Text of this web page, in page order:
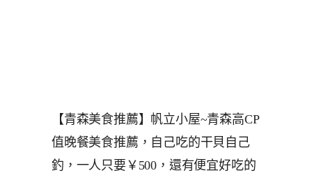
【青森美食推薦】帆立小屋~青森高CP
值晚餐美食推薦，自己吃的干貝自己
釣，一人只要￥500，還有便宜好吃的